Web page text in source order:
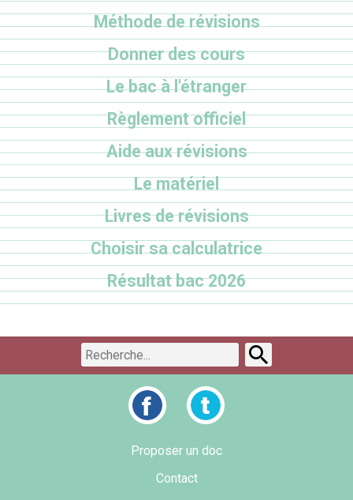
Méthode de révisions
Donner des cours
Le bac à l'étranger
Règlement officiel
Aide aux révisions
Le matériel
Livres de révisions
Choisir sa calculatrice
Résultat bac 2026
Proposer un doc
Contact